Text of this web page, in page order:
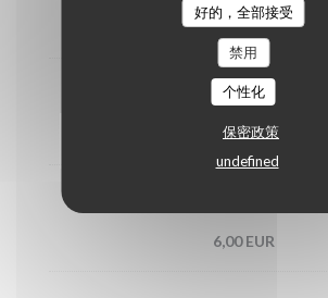
好的，全部接受
禁用
个性化
保密政策
undefined
6,00 EUR
Saint Nectaire
6,00 EUR
6,00 EUR